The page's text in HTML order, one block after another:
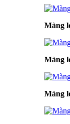
Màng
Màng
Màng